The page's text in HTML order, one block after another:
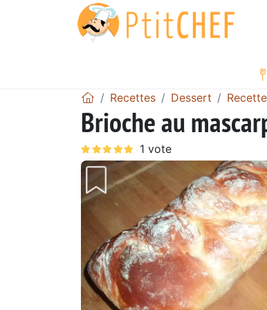
Recettes Dessert
Brioche au
Précédent